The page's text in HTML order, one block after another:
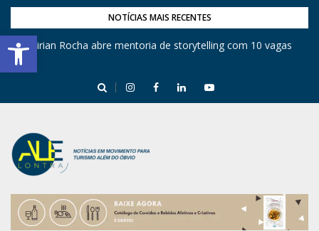
Barra de Ferramentas Aberta
NOTÍCIAS MAIS RECENTES
Mirian Rocha abre mentoria de storytelling com 10 vagas